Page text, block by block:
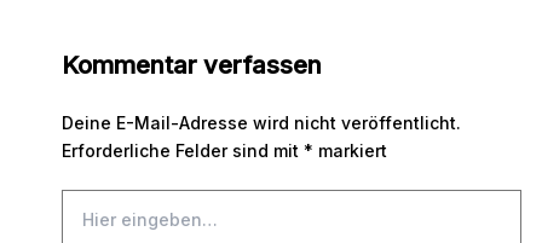
Kommentar verfassen
Deine E-Mail-Adresse wird nicht veröffentlicht.
Erforderliche Felder sind mit * markiert
eingeben…